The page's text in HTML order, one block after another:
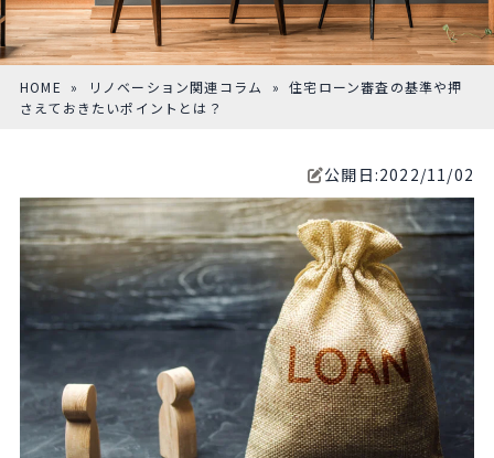
HOME » リノベーション関連コラム
» 住宅ローン審査の基準や押
さえておきたいポイントとは？
公開日:2022/11/02